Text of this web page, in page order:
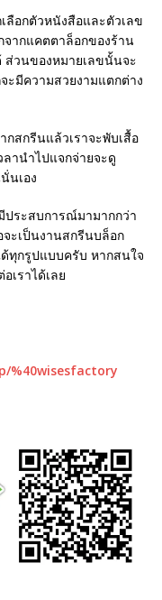
ลือกตัวหนังสือและตัวเลข
จากแคตตาล็อกของร้าน
ส่วนของหมายเลขนั้นจะ
ะมีความสวยงามแตกต่าง
กสกรีนแล้วเราจะพับเสื้อ
ลานำไปแจกจ่ายจะดู
นเอง
ประสบการณ์มามากกว่า
ะเป็นงานสกรีนบล็อก
ทุกรูปแบบครับ หากสนใจ
เราได้เลย
%40wisesfactory